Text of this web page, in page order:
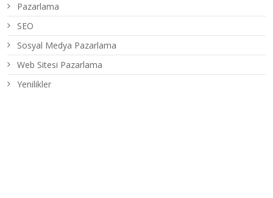
Pazarlama
SEO
Sosyal Medya Pazarlama
Web Sitesi Pazarlama
Yenilikler